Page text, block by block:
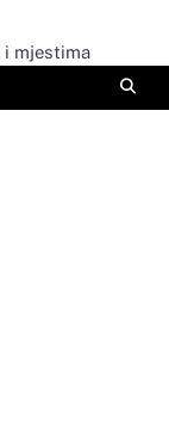
i mjestima